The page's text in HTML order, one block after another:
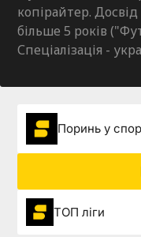
копірайтер.
більше 5 років
Спеціалізація -
Поринь у
ТОП ліги